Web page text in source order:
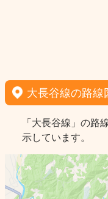
大長谷線の路線
「大長谷線」の路
示しています。